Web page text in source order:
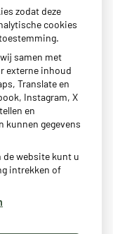
zodat deze
cookies
samen met
externe inhoud
Translate en
Instagram, X
en
kunnen gegevens
website kunt u
intrekken of